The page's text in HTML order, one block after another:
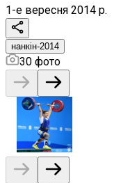
1-е вересня 2014 р.
нанкін-2014
30 фото